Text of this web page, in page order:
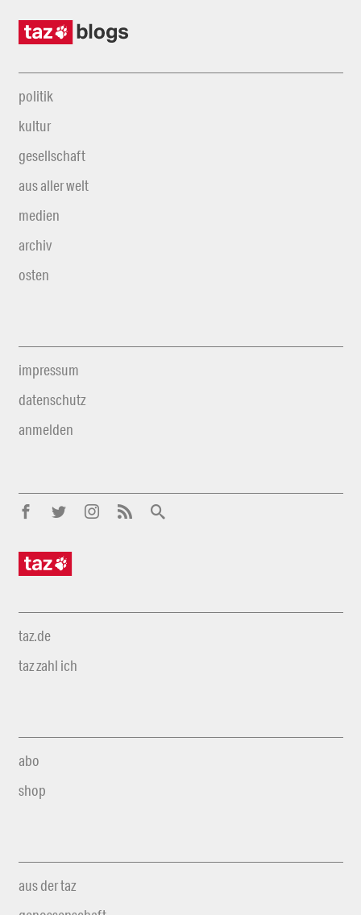
politik
kultur
gesellschaft
aus aller welt
medien
archiv
osten
impressum
datenschutz
anmelden
taz.de
taz zahl ich
abo
shop
aus der taz